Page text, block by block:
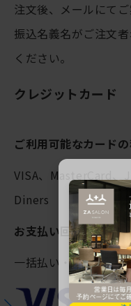
注文後、メールにてご
振込名義名がご注文
ください。
クレジットカード
ご利用可能なカード
VISA、MasterCard、
Diners
お支払い回数
一括払い・分割払い